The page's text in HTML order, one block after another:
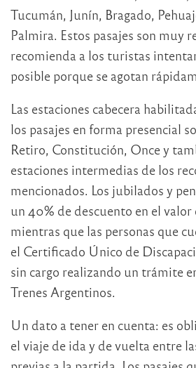
Tucumán, Junín, Bragado,
Palmira. Estos pasajes son muy
recomienda a los turistas
posible porque se agotan
Las estaciones cabecera
los pasajes en forma presencial
Retiro, Constitución, Once y
estaciones intermedias de los
mencionados. Los jubilados y
un 40% de descuento en el valor
mientras que las personas que
el Certificado Único de
sin cargo realizando un trámite
Trenes Argentinos.
Un dato a tener en cuenta: es
el viaje de ida y de vuelta entre